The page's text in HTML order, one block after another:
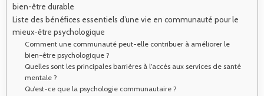
bien-être durable
Liste des bénéfices essentiels d’une vie en communauté pour le
mieux-être psychologique
Comment une communauté peut-elle contribuer à améliorer le
bien-être psychologique ?
Quelles sont les principales barrières à l’accès aux services de santé
mentale ?
Qu’est-ce que la psychologie communautaire ?